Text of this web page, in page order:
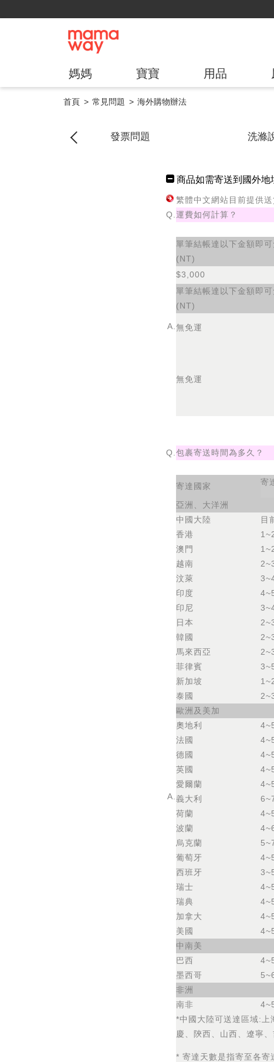
媽媽 寶寶 用品
首頁 常見問題 海外購物辦法
發票問題 洗滌
商品如需寄送到國外地
繁體中文網站目前提供
Q. 運費如何計算？
A.
單筆結帳達以下金額即可
(NT)
$3,000
單筆結帳達以下金額即可
(NT)
無免運
無免運
Q. 包裹寄送時間為多久？
A.
寄達國家 寄
亞洲、大洋洲
中國大陸
目
香港
澳門
越南
汶萊
印度
印尼
日本
韓國
馬來西亞
菲律賓
新加坡
泰國
歐洲及美加
奧地利
法國
德國
英國
愛爾蘭
義大利
荷蘭
波蘭
烏克蘭
葡萄牙
西班牙
瑞士
瑞典
加拿大
美國
中南美
巴西
墨西哥
非洲
南非
*中國大陸可送達區域:上
慶、陝西、山西、遼寧
* 寄達天數是指寄至各寄